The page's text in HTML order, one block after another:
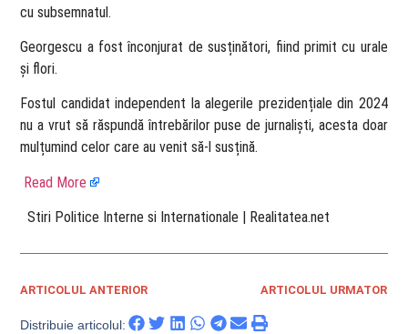
cu subsemnatul.
Georgescu a fost înconjurat de susținători, fiind primit cu urale
și flori.
Fostul candidat independent la alegerile prezidențiale din 2024
nu a vrut să răspundă întrebărilor puse de jurnaliști, acesta doar
mulțumind celor care au venit să-l susțină.
Read More
​ Stiri Politice Interne si Internationale | Realitatea.net
ARTICOLUL ANTERIOR ARTICOLUL URMATOR
Distribuie articolul: